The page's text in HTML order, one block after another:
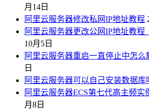
月14日
阿里云服务器修改私网IP地址教程
阿里云服务器更改公网IP地址教程
10月5日
阿里云服务器重启一直停止中怎么
日
阿里云服务器可以自己安装数据库
阿里云服务器ECS第七代高主频实
月8日